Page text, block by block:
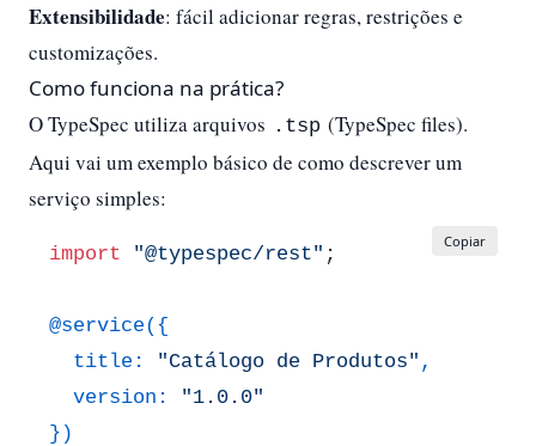
Extensibilidade: fácil adicionar regras, restrições e
customizações.
Como funciona na prática?
O TypeSpec utiliza arquivos .tsp (TypeSpec files).
Aqui vai um exemplo básico de como descrever um
serviço simples:
import "@typespec/rest" ;
@service({
  title:
"Catálogo de Produtos" ,
  version:
"1.0.0"
} )
Copiar